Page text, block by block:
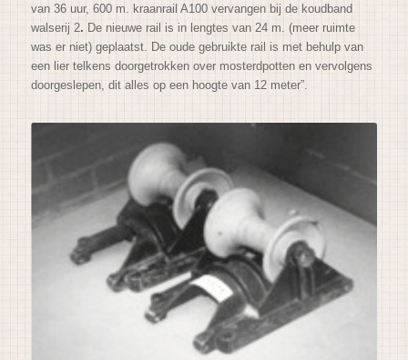
van 36 uur, 600 m. kraanrail A100 vervangen bij de koudband
walserij 2. De nieuwe rail is in lengtes van 24 m. (meer ruimte
was er niet) geplaatst. De oude gebruikte rail is met behulp van
een lier telkens doorgetrokken over mosterdpotten en vervolgens
doorgeslepen, dit alles op een hoogte van 12 meter”.